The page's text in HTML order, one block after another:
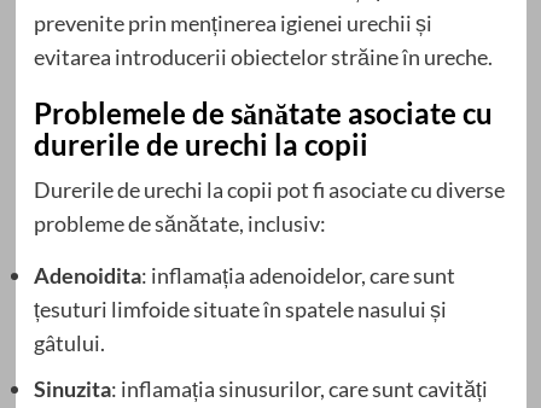
prevenite prin menținerea igienei urechii și
evitarea introducerii obiectelor străine în ureche.
Problemele de sănătate asociate cu
durerile de urechi la copii
Durerile de urechi la copii pot fi asociate cu diverse
probleme de sănătate, inclusiv:
Adenoidita: inflamația adenoidelor, care sunt
țesuturi limfoide situate în spatele nasului și
gâtului.
Sinuzita: inflamația sinusurilor, care sunt cavități